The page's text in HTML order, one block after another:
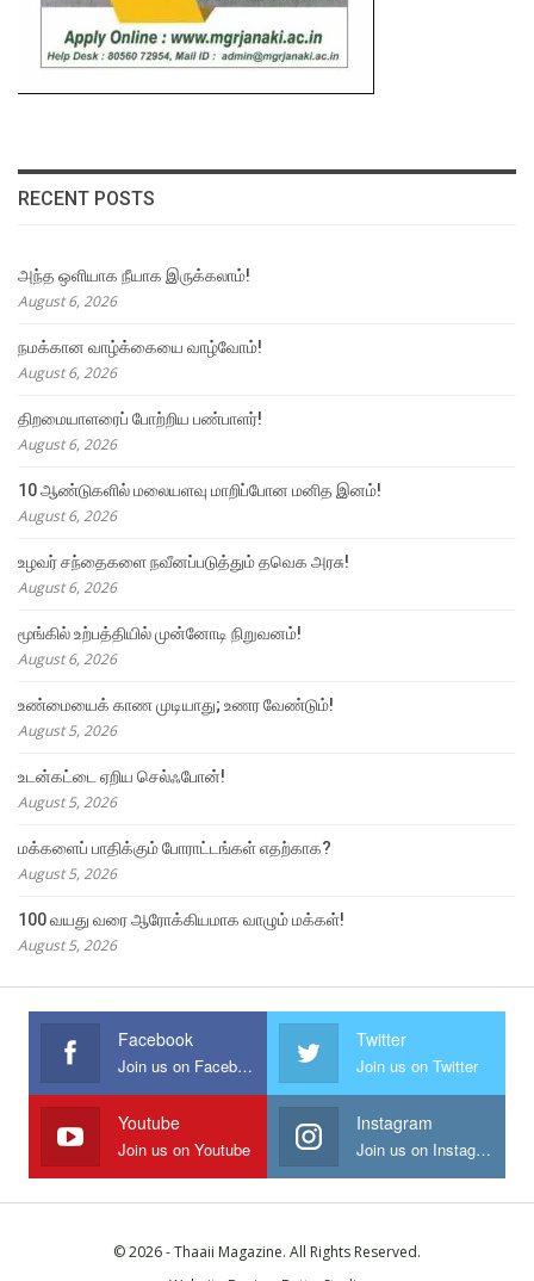
RECENT POSTS
அந்த ஒளியாக நீயாக இருக்கலாம்!
August 6, 2026
நமக்கான வாழ்க்கையை வாழ்வோம்!
August 6, 2026
திறமையாளரைப் போற்றிய பண்பாளர்!
August 6, 2026
10 ஆண்டுகளில் மலையளவு மாறிப்போன மனித இனம்!
August 6, 2026
உழவர் சந்தைகளை நவீனப்படுத்தும் தவெக அரசு!
August 6, 2026
மூங்கில் உற்பத்தியில் முன்னோடி நிறுவனம்!
August 6, 2026
உண்மையைக் காண முடியாது; உணர வேண்டும்!
August 5, 2026
உடன்கட்டை ஏறிய செல்ஃபோன்!
August 5, 2026
மக்களைப் பாதிக்கும் போராட்டங்கள் எதற்காக?
August 5, 2026
100 வயது வரை ஆரோக்கியமாக வாழும் மக்கள்!
August 5, 2026
Facebook
Join us on Facebook
Twitter
Join us on Twitter
Youtube
Join us on Youtube
Instagram
Join us on Instagram
© 2026 - Thaaii Magazine. All Rights Reserved.